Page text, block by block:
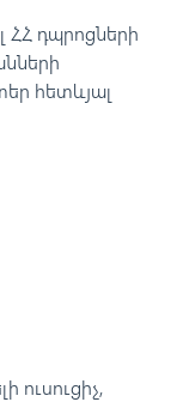
դպրոցների
հետևյալ
ուսուցիչ,